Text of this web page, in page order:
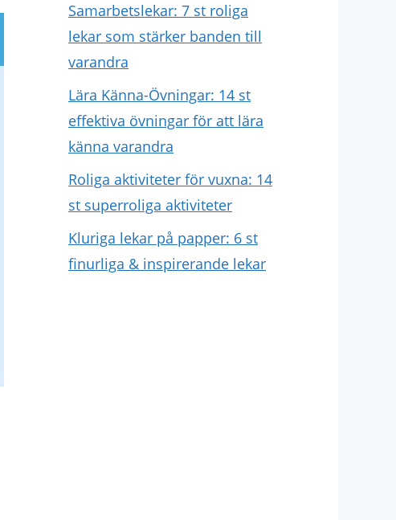
Samarbetslekar: 7 st roliga
lekar som stärker banden till
varandra
Lära Känna-Övningar: 14 st
effektiva övningar för att lära
känna varandra
Roliga aktiviteter för vuxna: 14
st superroliga aktiviteter
Kluriga lekar på papper: 6 st
finurliga & inspirerande lekar